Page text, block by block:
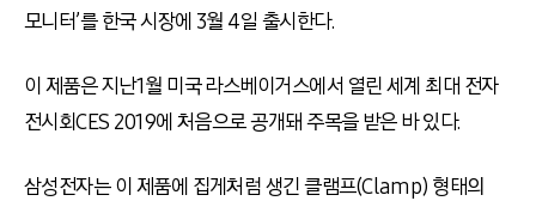
모니터’를 한국 시장에 3월 4일 출시한다.
이 제품은 지난1월 미국 라스베이거스에서 열린 세계 최대 전자
전시회CES 2019에 처음으로 공개돼 주목을 받은 바 있다.
삼성전자는 이 제품에 집게처럼 생긴 클램프(Clamp) 형태의